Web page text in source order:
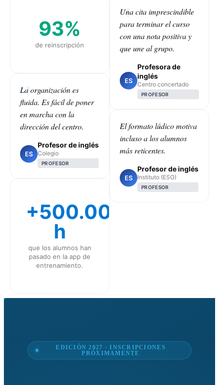
93%
de reinscripción
La organización es
fluida. Es fácil de poner
en marcha con la
dirección del centro.
ES
Profesor de inglés
Colegio
PROFESOR
+500.000
h
que los alumnos han
pasado en la app de
entrenamiento.
Una cita imprescindible
para terminar el curso
con una nota positiva y
que une al grupo.
ES
Profesora de
inglés
Centro concertado
PROFESOR
El formato lúdico motiva
incluso a los alumnos
más reticentes.
ES
Profesor de inglés
Instituto (ESO)
PROFESOR
EDICIÓN 2027 · INSCRIPCIONES
PRÓXIMAMENTE